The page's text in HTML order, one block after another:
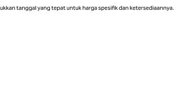
tanggal yang tepat untuk harga spesifik dan ketersediaannya.